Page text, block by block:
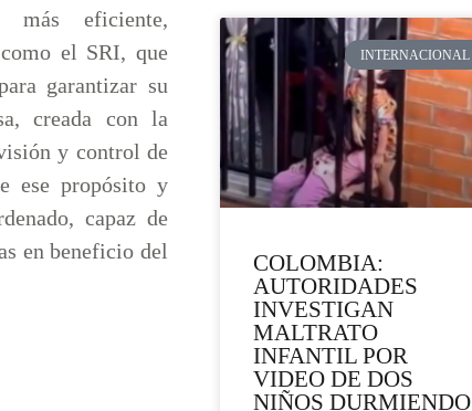
más eficiente,
el SRI, que
garantizar su
creada con la
y control de
ese propósito y
capaz de
en beneficio del
INTERNACIONAL
COLOMBIA:
AUTORIDADES
INVESTIGAN
MALTRATO
INFANTIL POR
VIDEO DE DOS
NIÑOS DURMIENDO